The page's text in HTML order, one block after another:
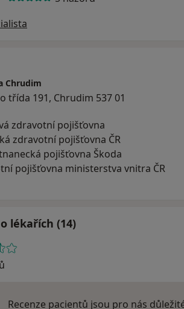
Chrudim
třída 191, Chrudim 537 01
zdravotní pojišťovna
zdravotní pojišťovna ČR
pojišťovna Škoda
pojišťovna ministerstva vnitra ČR
lékařích (14)
Recenze pacientů jsou pro nás